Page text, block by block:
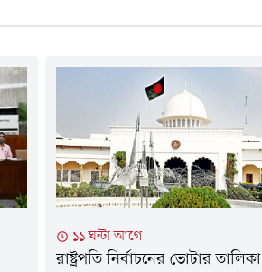
১১ ঘন্টা আগে
রাষ্ট্রপতি নির্বাচনের ভোটার তালিকা